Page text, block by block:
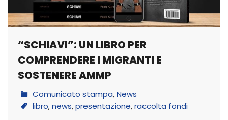
“SCHIAVI”: UN LIBRO PER
COMPRENDERE I MIGRANTI E
SOSTENERE AMMP
Comunicato stampa,News
libro,news,presentazione,raccolta fondi